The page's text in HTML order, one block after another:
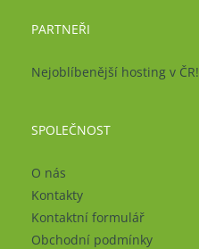
PARTNEŘI
Nejoblíbenější hosting v ČR!
SPOLEČNOST
O nás
Kontakty
Kontaktní formulář
Obchodní podmínky